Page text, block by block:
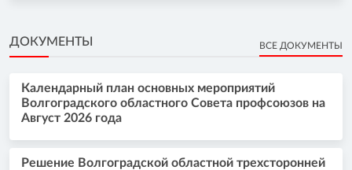
ДОКУМЕНТЫ ВСЕ ДОКУМЕНТЫ
Календарный план основных мероприятий
Волгоградского областного Совета профсоюзов на
Август 2026 года
Решение Волгоградской областной трехсторонней